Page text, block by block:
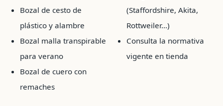
Bozal de cesto de
plástico y alambre
Bozal malla transpirable
para verano
Bozal de cuero con
remaches
(Staffordshire, Akita,
Rottweiler...)
Consulta la normativa
vigente en tienda